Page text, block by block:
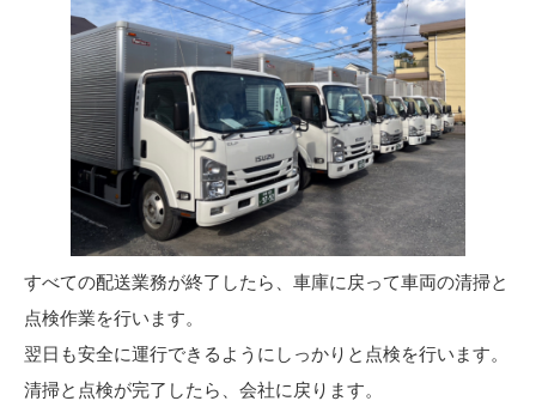
すべての配送業務が終了したら、車庫に戻って車両の清掃と
点検作業を行います。
翌日も安全に運行できるようにしっかりと点検を行います。
清掃と点検が完了したら、会社に戻ります。